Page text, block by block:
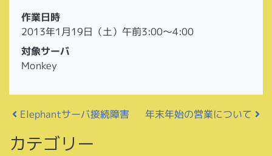
作業日時
2013年1月19日（土）午前3:00～4:00
対象サーバ
Monkey
投稿ナビゲーション
Elephantサーバ接続障害 年末年始の営業について
カテゴリー